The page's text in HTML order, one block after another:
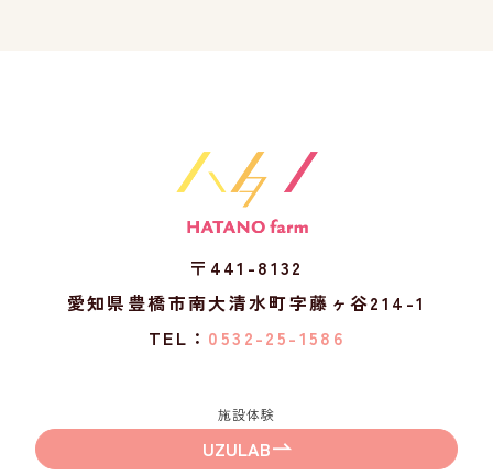
〒441-8132
愛知県豊橋市南大清水町字藤ヶ谷214-1
TEL： 0532-25-1586
施設体験
UZULAB